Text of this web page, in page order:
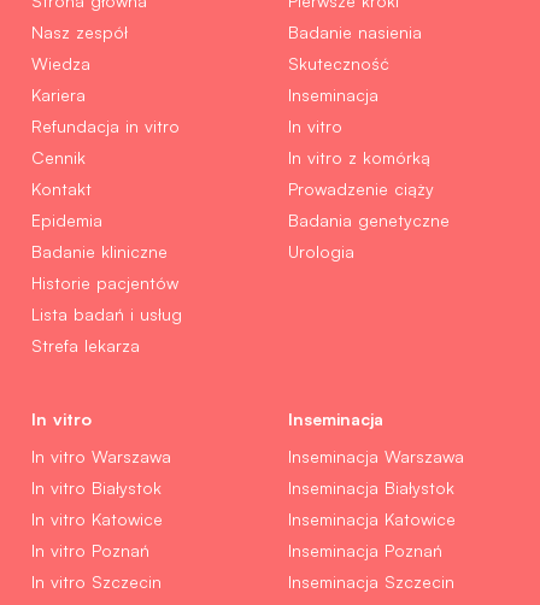
Nasz zespół
Wiedza
Kariera
Refundacja in vitro
Cennik
Kontakt
Epidemia
Badanie kliniczne
Historie pacjentów
Lista badań i usług
Strefa lekarza
Badanie nasienia
Skuteczność
Inseminacja
In vitro
In vitro z komórką
Prowadzenie ciąży
Badania genetyczne
Urologia
In vitro
In vitro Warszawa
In vitro Białystok
In vitro Katowice
In vitro Poznań
In vitro Szczecin
Inseminacja
Inseminacja Warszawa
Inseminacja Białystok
Inseminacja Katowice
Inseminacja Poznań
Inseminacja Szczecin